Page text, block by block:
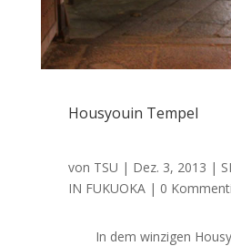
Housyouin Tempel
von TSU | Dez. 3, 2013 |
IN FUKUOKA| 0
In dem winzigen